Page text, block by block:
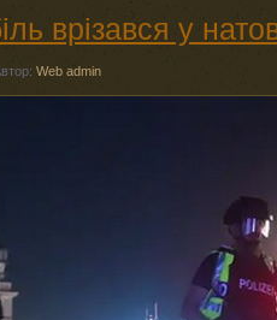
врізався у
Web admin